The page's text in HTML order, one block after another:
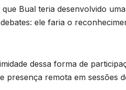
Bual teria desenvolvido
ele faria o
dessa forma de
remota em sessões